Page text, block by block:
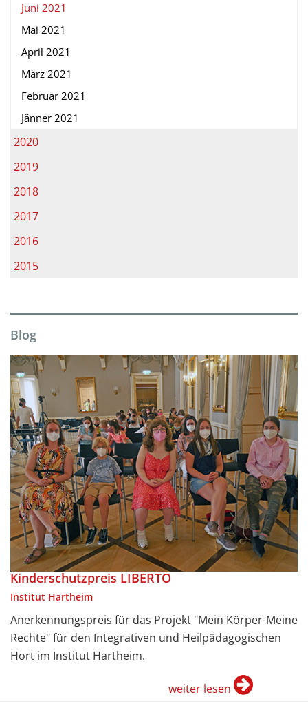
Juni 2021
Mai 2021
April 2021
März 2021
Februar 2021
Jänner 2021
2020
2019
2018
2017
2016
2015
Blog
Kinderschutzpreis LIBERTO
Institut Hartheim
Anerkennungspreis für das Projekt "Mein Körper-Meine
Rechte" für den Integrativen und Heilpädagogischen
Hort im Institut Hartheim.
weiter lesen